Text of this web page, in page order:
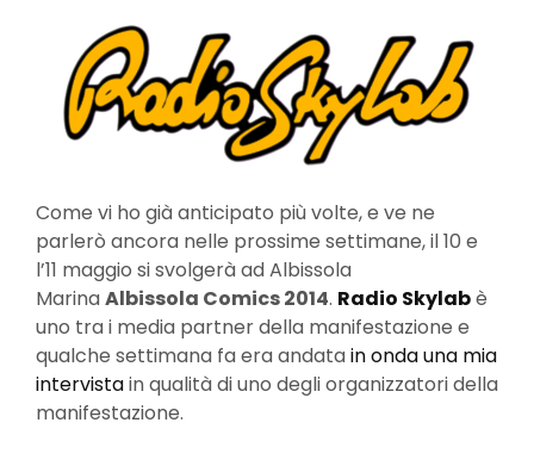
Come vi ho già anticipato più volte, e ve ne
parlerò ancora nelle prossime settimane, il 10 e
l’11 maggio si svolgerà ad Albissola
MarinaAlbissola Comics 2014. Radio Skylabè
uno tra i media partner della manifestazione e
qualche settimana fa era andatain onda una mia
intervistain qualità di uno degli organizzatori della
manifestazione.